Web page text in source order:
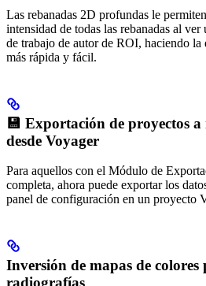
Las rebanadas 2D profundas le
intensidad de todas las rebanadas al
de trabajo de autor de ROI, haciendo
más rápida y fácil.
💾 Exportación de proyectos a
desde Voyager
Para aquellos con el Módulo de
completa, ahora puede exportar los
panel de configuración en un proyecto
Inversión de mapas de colores
radiografías